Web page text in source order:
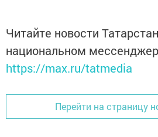
Читайте новости
национальном
https://max.ru/tatmedia
Перейти на страницу